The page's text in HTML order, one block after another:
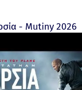
- Mutiny 2026